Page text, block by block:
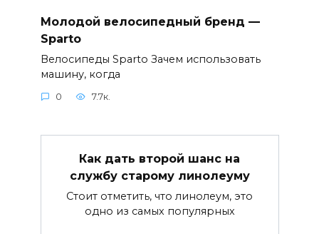
Молодой велосипедный бренд —
Sparto
Велосипеды Sparto Зачем использовать
машину, когда
0 7.7к.
Как дать второй шанс на
службу старому линолеуму
Стоит отметить, что линолеум, это
одно из самых популярных